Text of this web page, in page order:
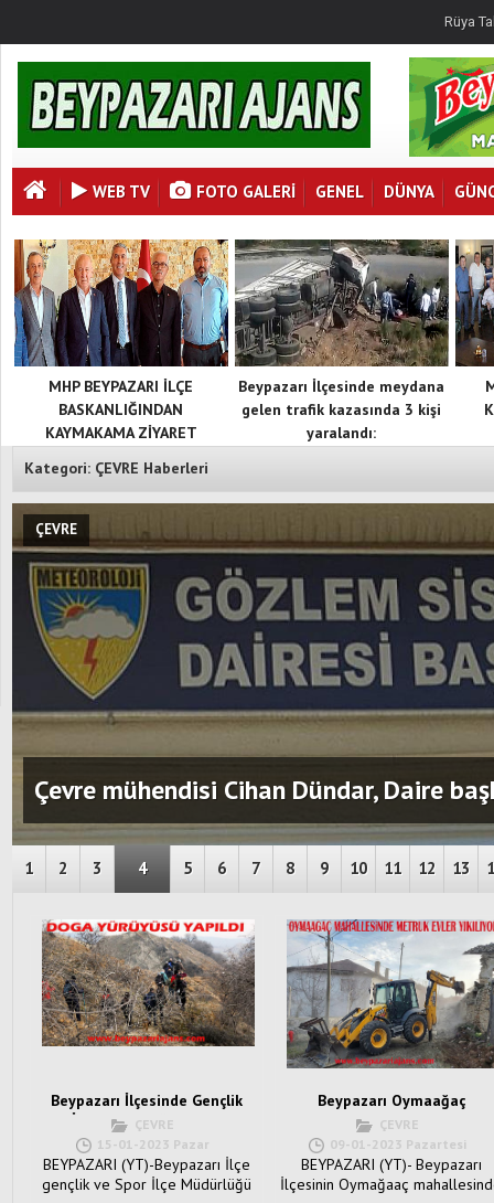
Rüya
WEB TV FOTO GALERI GENEL DÜNYA
MHP BEYPAZARI İLÇE
BASKANLIĞINDAN
KAYMAKAMA ZİYARET
Beypazarı İlçesinde meydana
gelen trafik kazasında 3 kişi
yaralandı:
Kategori: ÇEVRE Haberleri
ÇEVRE
Çevre mühendisi Cihan Dündar, Daire
1 2 3 4 5 6 7 8 9 10 11 12 13
Beypazarı İlçesinde Gençlik
Spor İlçe Müdürlüğü tarafından
doğa yürüyüşü düzenlendi.
ÇEVRE
15-01-2023 Pazar
BEYPAZARI (YT)-Beypazarı İlçe
gençlik ve Spor İlçe Müdürlüğü
Beypazarı Oymaağaç
mahallesinde metruk evler
yıkılıyor:
ÇEVRE
09-01-2023 Pazartesi
BEYPAZARI (YT)- Beypazarı
İlçesinin Oymağaaç